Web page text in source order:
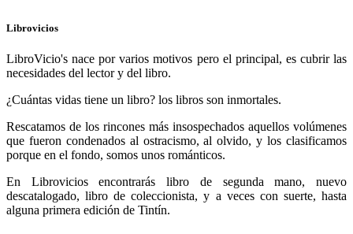
Librovicios
LibroVicio's nace por varios motivos pero el principal, es cubrir las
necesidades del lector y del libro.
¿Cuántas vidas tiene un libro? los libros son inmortales.
Rescatamos de los rincones más insospechados aquellos volúmenes
que fueron condenados al ostracismo, al olvido, y los clasificamos
porque en el fondo, somos unos románticos.
En Librovicios encontrarás libro de segunda mano, nuevo
descatalogado, libro de coleccionista, y a veces con suerte, hasta
alguna primera edición de Tintín.